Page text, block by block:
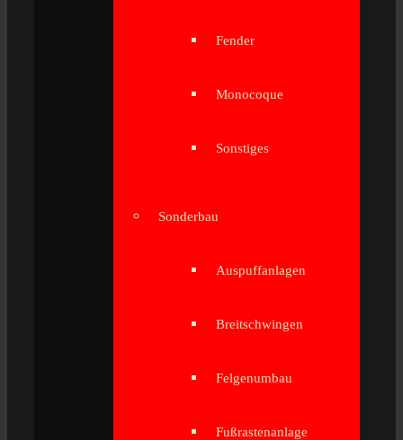
Fender
Monocoque
Sonstiges
Sonderbau
Auspuffanlagen
Breitschwingen
Felgenumbau
Fußrastenanlage